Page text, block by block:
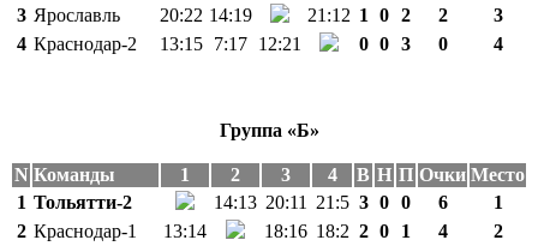
3 Ярославль 20:22 14:19 21:12 1 0 2 2
3
4 Краснодар-2 13:15 7:17 12:21 0 0 3 0 4
Группа «Б»
N Команды 1 2 3 4 В Н П Очки Место
1 Тольятти-2 14:13 20:11 21:5 3 0 0 6
1
2 Краснодар-1 13:14 18:16 18:2 2 0 1 4
2